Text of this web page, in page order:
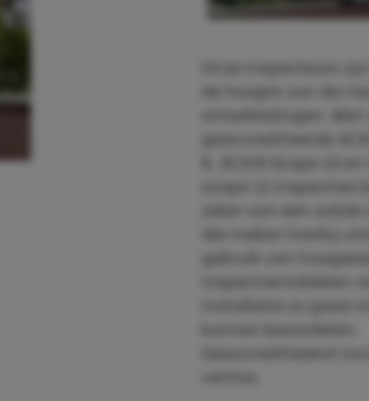
Onze inspecteurs
de hoogte van de
ontwikkelingen. Met
geaccrediteerde
8, SCIOS Scope 10 en
scope 12 inspecties
zeker van een solide
We maken hierbij
gebruik van
inspectiemiddelen
installatie zo goed
kunnen beoordelen.
Geaccrediteeerd via